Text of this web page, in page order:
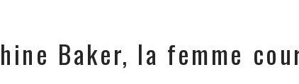
Baker, la femme